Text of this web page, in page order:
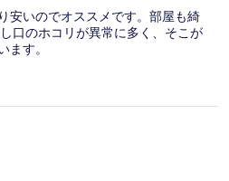
安いのでオススメです。部屋も綺
口のホコリが異常に多く、そこが
ます。